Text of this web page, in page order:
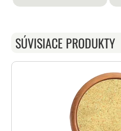
SÚVISIACE PRODUKTY